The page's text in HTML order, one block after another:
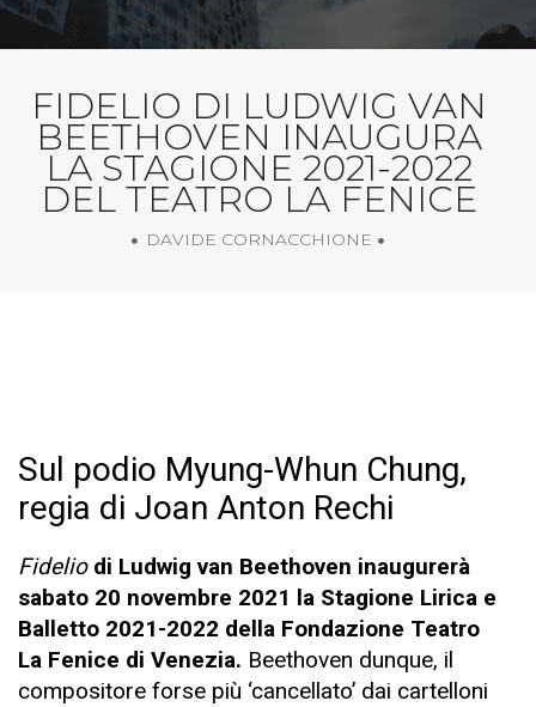
FIDELIO DI LUDWIG VAN
BEETHOVEN INAUGURA
LA STAGIONE 2021-2022
DEL TEATRO LA FENICE
DAVIDE CORNACCHIONE
Sul podio Myung-Whun Chung,
regia di Joan Anton Rechi
Fideliodi Ludwig van Beethoven inaugurerà
sabato 20 novembre 2021 la Stagione Lirica e
Balletto 2021-2022 della Fondazione Teatro
La Fenice di Venezia. Beethoven dunque, il
compositore forse più ‘cancellato’ dai cartelloni